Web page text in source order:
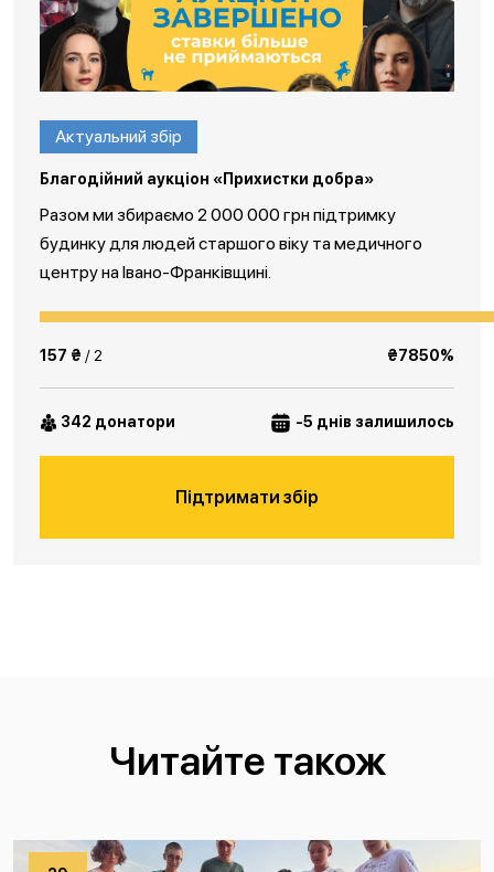
Актуальний збір
Благодійний аукціон «Прихистки добра»
Разом ми збираємо 2 000 000 грн підтримку
будинку для людей старшого віку та медичного
центру на Івано-Франківщині.
157 ₴ / 2 ₴7850%
342 донатори -5 днів залишилось
Підтримати збір
Читайте також